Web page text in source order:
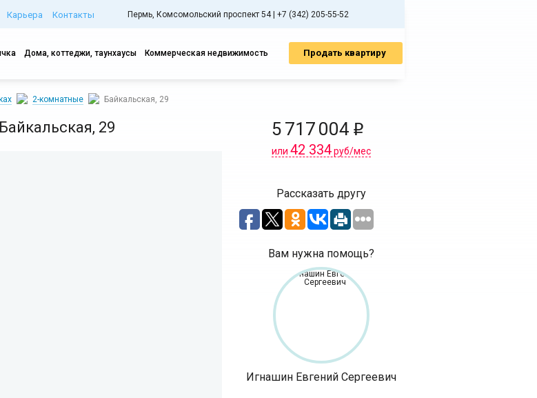
Карьера Контакты Пермь, Комсомольский проспект 54 | +7 (342) 205-55-52
Дома, коттеджи, таунхаусы Коммерческая недвижимость Продать квартиру
2-комнатные Байкальская, 29
29 5 717 004 i
или 42 334руб/мес
Рассказать другу
Вам нужна помощь?
Игнашин Евгений Сергеевич